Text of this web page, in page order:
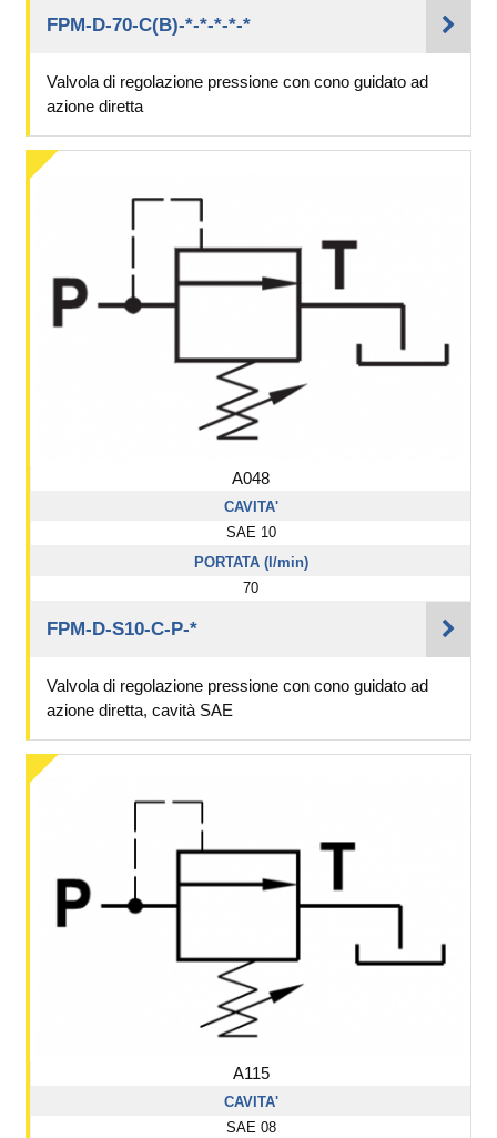
FPM-D-70-C(B)-*-*-*-*-*
Valvola di regolazione pressione con cono guidato ad
azione diretta
A048
CAVITA'
SAE 10
PORTATA (l/min)
70
FPM-D-S10-C-P-*
Valvola di regolazione pressione con cono guidato ad
azione diretta, cavità SAE
A115
CAVITA'
SAE 08